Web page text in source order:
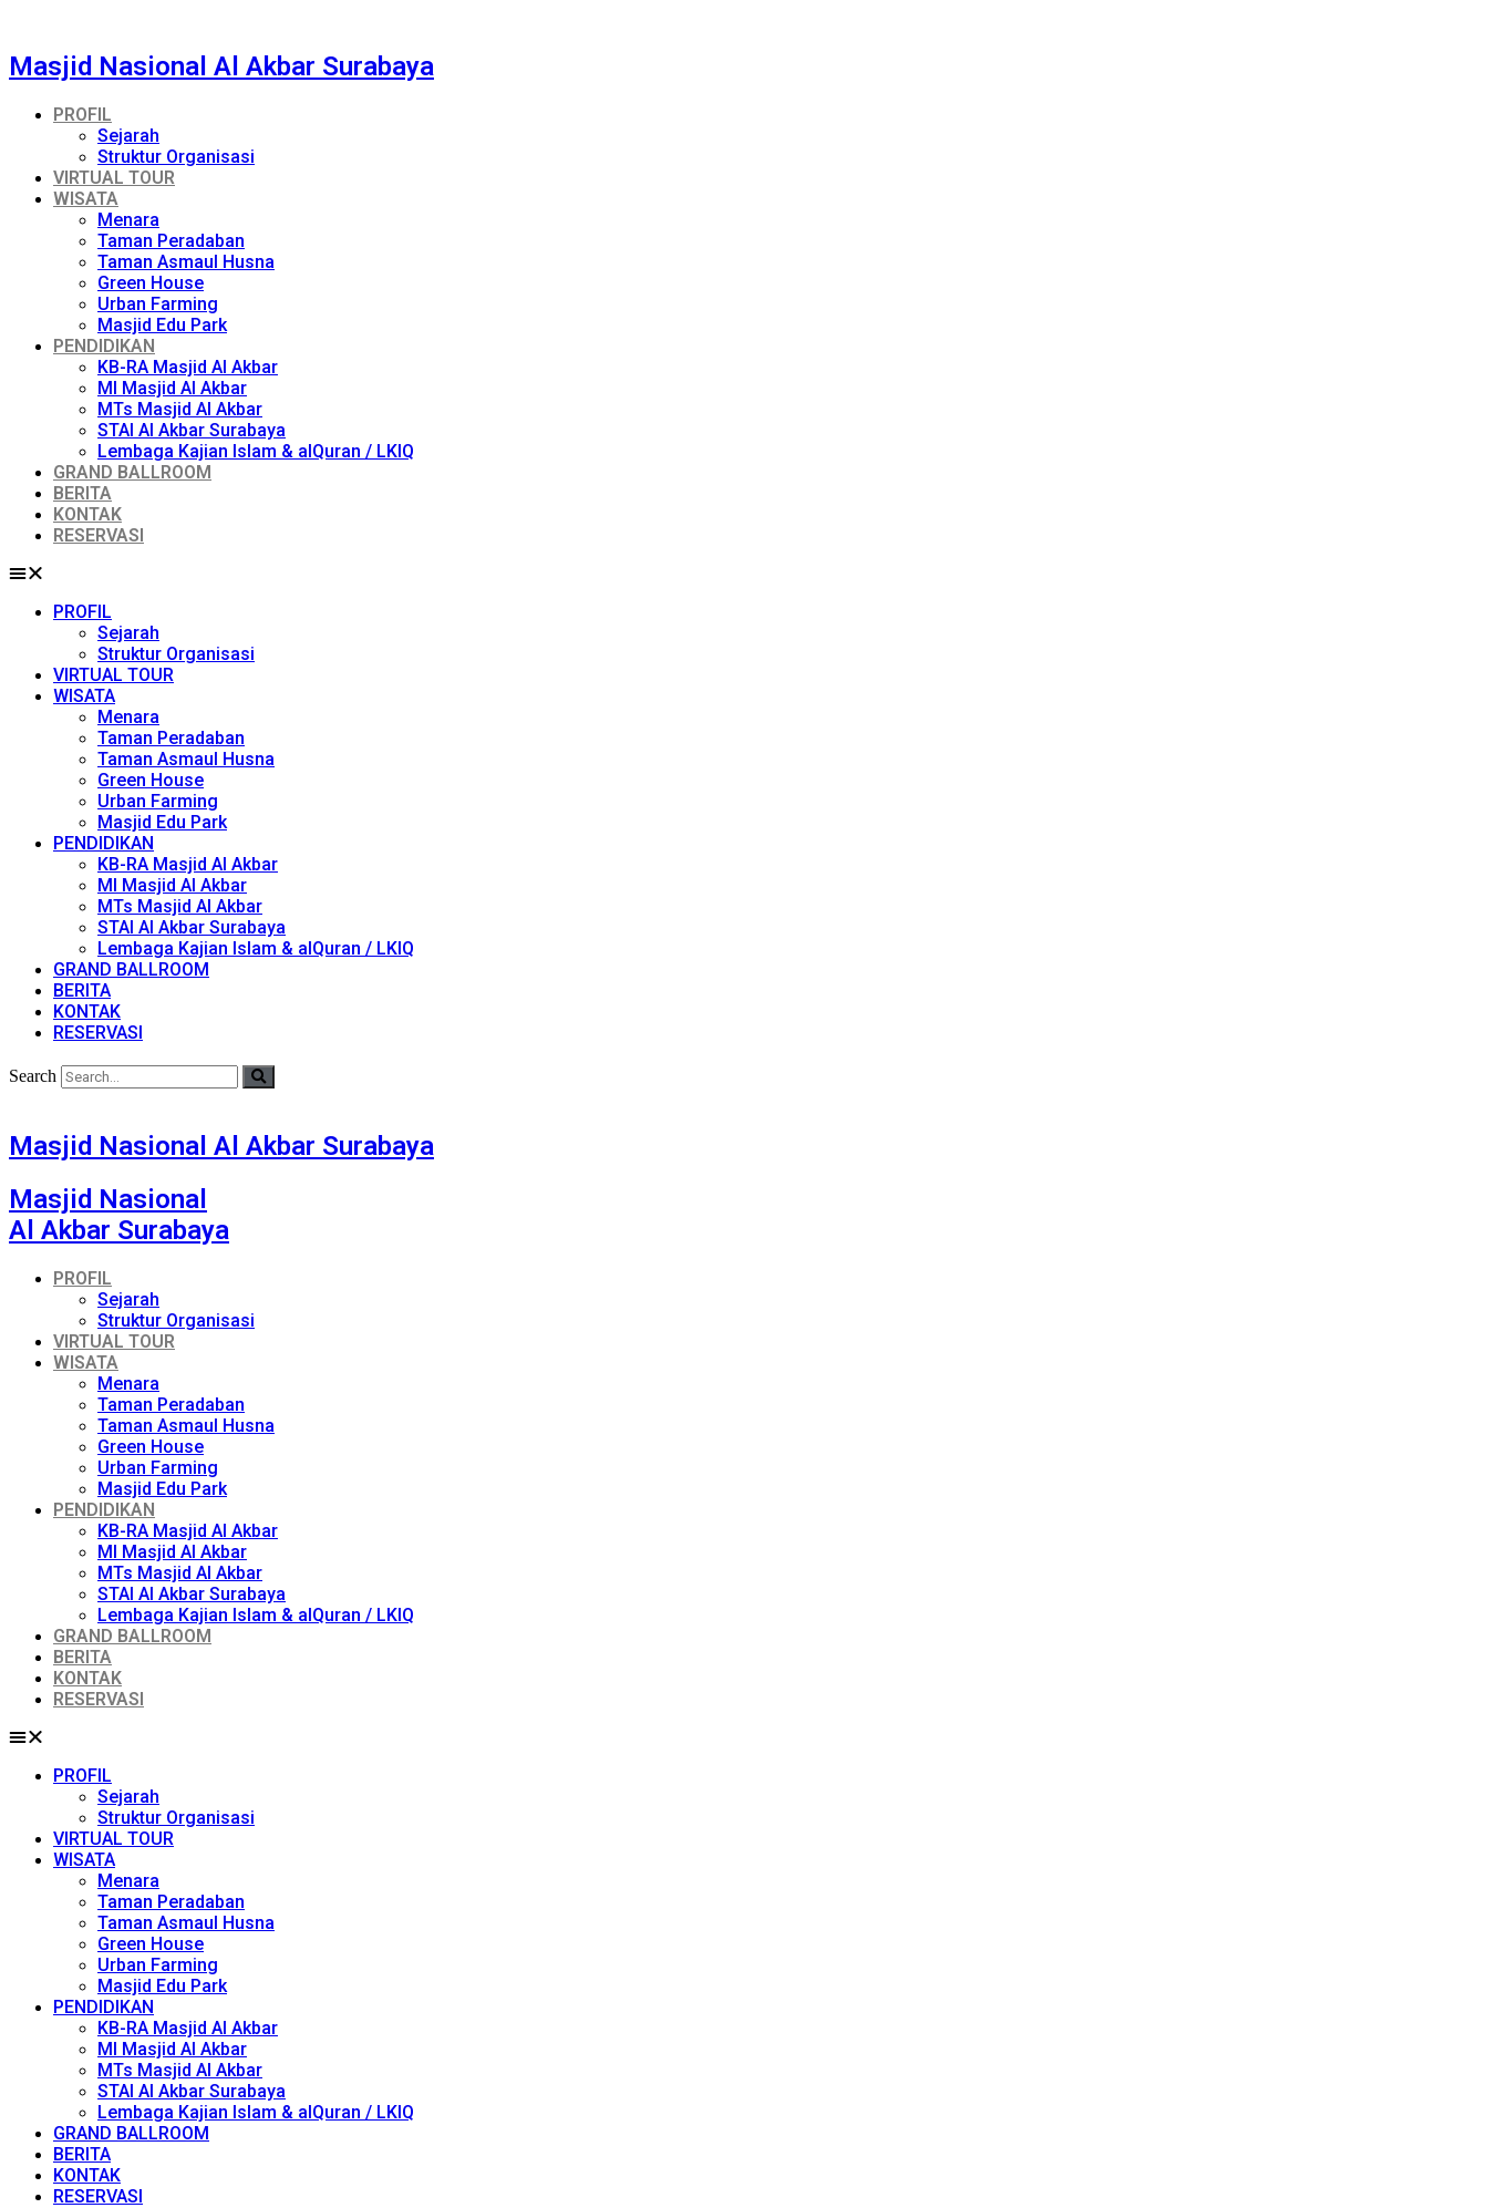
Masjid Nasional Al Akbar Surabaya
PROFIL
Sejarah
Struktur Organisasi
VIRTUAL TOUR
WISATA
Menara
Taman Peradaban
Taman Asmaul Husna
Green House
Urban Farming
Masjid Edu Park
PENDIDIKAN
KB-RA Masjid Al Akbar
MI Masjid Al Akbar
MTs Masjid Al Akbar
STAI Al Akbar Surabaya
Lembaga Kajian Islam & alQuran / LKIQ
GRAND BALLROOM
BERITA
KONTAK
RESERVASI
PROFIL
Sejarah
Struktur Organisasi
VIRTUAL TOUR
WISATA
Menara
Taman Peradaban
Taman Asmaul Husna
Green House
Urban Farming
Masjid Edu Park
PENDIDIKAN
KB-RA Masjid Al Akbar
MI Masjid Al Akbar
MTs Masjid Al Akbar
STAI Al Akbar Surabaya
Lembaga Kajian Islam & alQuran / LKIQ
GRAND BALLROOM
BERITA
KONTAK
RESERVASI
Search
Masjid Nasional Al Akbar Surabaya
Masjid Nasional
Al Akbar Surabaya
PROFIL
Sejarah
Struktur Organisasi
VIRTUAL TOUR
WISATA
Menara
Taman Peradaban
Taman Asmaul Husna
Green House
Urban Farming
Masjid Edu Park
PENDIDIKAN
KB-RA Masjid Al Akbar
MI Masjid Al Akbar
MTs Masjid Al Akbar
STAI Al Akbar Surabaya
Lembaga Kajian Islam & alQuran / LKIQ
GRAND BALLROOM
BERITA
KONTAK
RESERVASI
PROFIL
Sejarah
Struktur Organisasi
VIRTUAL TOUR
WISATA
Menara
Taman Peradaban
Taman Asmaul Husna
Green House
Urban Farming
Masjid Edu Park
PENDIDIKAN
KB-RA Masjid Al Akbar
MI Masjid Al Akbar
MTs Masjid Al Akbar
STAI Al Akbar Surabaya
Lembaga Kajian Islam & alQuran / LKIQ
GRAND BALLROOM
BERITA
KONTAK
RESERVASI